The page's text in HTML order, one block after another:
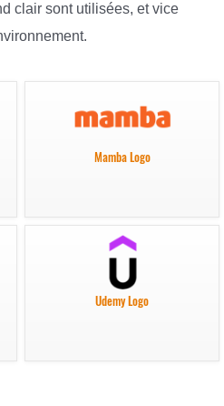
clair sont utilisées, et vice
Mamba Logo
Udemy Logo